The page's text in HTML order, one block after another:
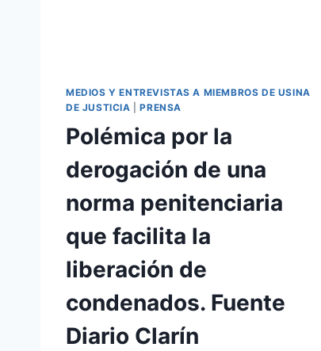
MEDIOS Y ENTREVISTAS A MIEMBROS DE USINA
DE JUSTICIA |PRENSA
Polémica por la
derogación de una
norma penitenciaria
que facilita la
liberación de
condenados. Fuente
Diario Clarín